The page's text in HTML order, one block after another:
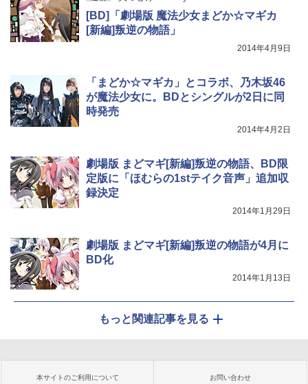
[BD]「劇場版 魔法少女まどか☆マギカ
[新編]叛逆の物語」
2014年4月9日
「まどか☆マギカ」とコラボ、乃木坂46
が魔法少女に。BDとシングルが2日に同
時発売
2014年4月2日
劇場版 まどマギ[新編]叛逆の物語、BD限
定版に「ほむらの1stテイク音声」追加収
録決定
2014年1月29日
劇場版 まどマギ[新編]叛逆の物語が4月に
BD化
2014年1月13日
もっと関連記事を見る
本サイトのご利用について お問い合わせ